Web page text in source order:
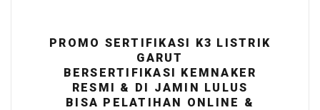
PROMO SERTIFIKASI K3 LISTRIK
GARUT
BERSERTIFIKASI KEMNAKER
RESMI & DI JAMIN LULUS
BISA PELATIHAN ONLINE &